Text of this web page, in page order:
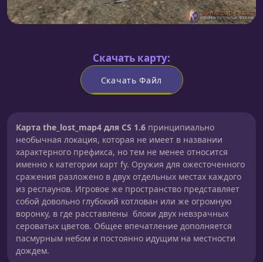
Скачать карту:
Скачать Файл
Карта the_lost_map4 для CS 1.6 принципиально
необычная локация, которая не имеет в названии
характерного префикса, но тем не менее относится
именно к категории карт fy. Оружия для ожесточенного
сражения разложено в двух отдельных местах каждого
из респаунов. Игровое же пространство представляет
собой довольно глубокий котлован или же огромную
воронку, в где расставлены блоки двух невзрачных
сероватых цветов. Общее впечатление дополняется
пасмурным небом и постоянно идущим на местности
дождем.